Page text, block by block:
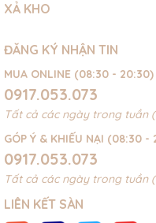
XẢ KHO
ĐĂNG KÝ NHẬN TIN
MUA ONLINE (08:30 - 20:30)
0917.053.073
Tất cả các ngày trong tuần
GÓP Ý & KHIẾU NẠI (08:30 -
0917.053.073
Tất cả các ngày trong tuần
LIÊN KẾT SÀN